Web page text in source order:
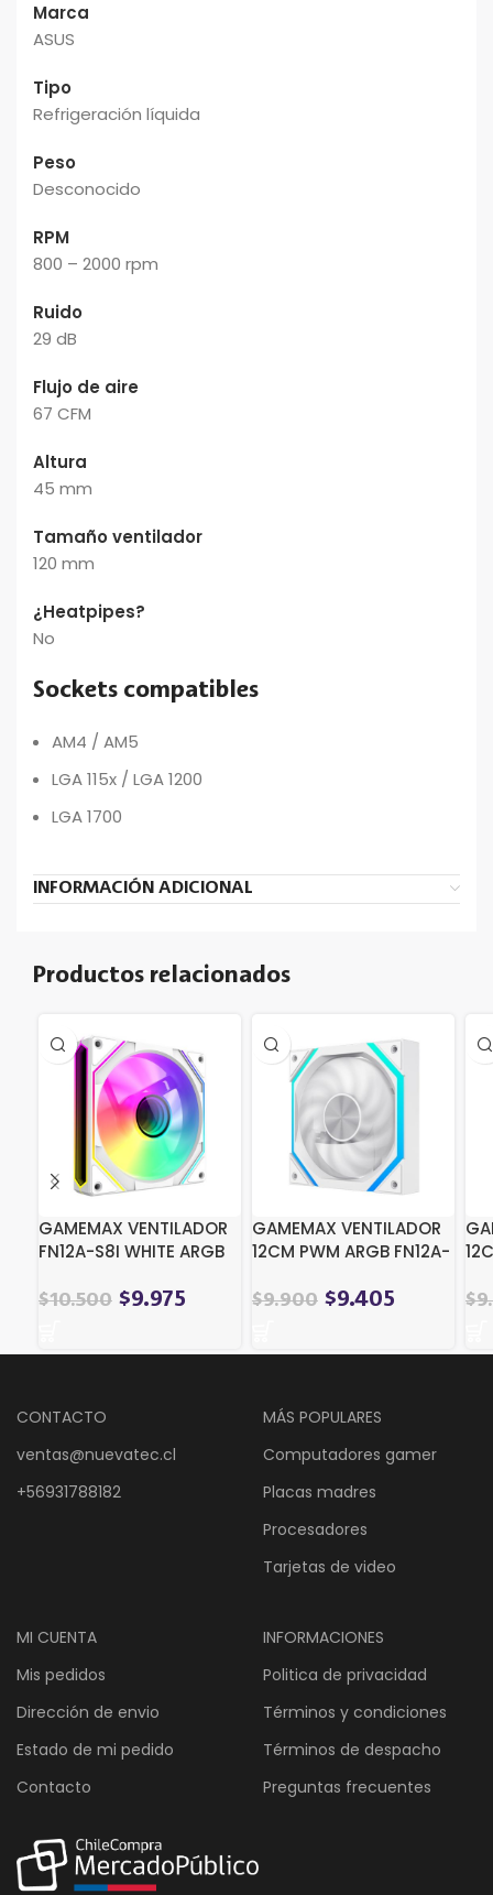
Marca
ASUS
Tipo
Refrigeración líquida
Peso
Desconocido
RPM
800 – 2000 rpm
Ruido
29 dB
Flujo de aire
67 CFM
Altura
45 mm
Tamaño ventilador
120 mm
¿Heatpipes?
No
Sockets compatibles
AM4 / AM5
LGA 115x / LGA 1200
LGA 1700
INFORMACIÓN ADICIONAL
Productos relacionados
GAMEMAX VENTILADOR
FN12A-S8I WHITE ARGB
$10.500 $9.975
GAMEMAX VENTILADOR
12CM PWM ARGB FN12A-
$9.900 $9.405 $
CONTACTO
ventas@nuevatec.cl
+56931788182
MÁS POPULARES
Computadores gamer
Placas madres
Procesadores
Tarjetas de video
MI CUENTA
Mis pedidos
Dirección de envio
Estado de mi pedido
Contacto
INFORMACIONES
Politica de privacidad
Términos y condiciones
Términos de despacho
Preguntas frecuentes